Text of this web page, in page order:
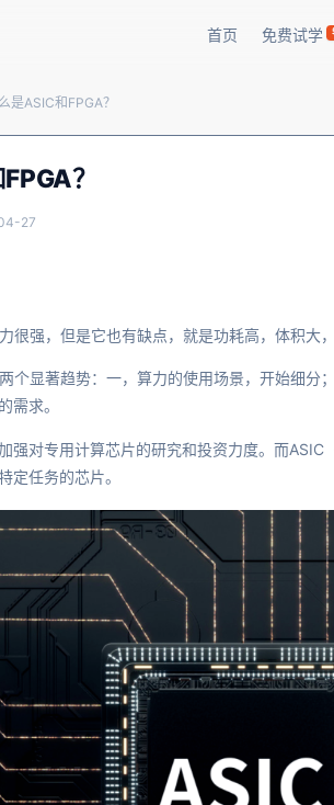
首页 免费试学
是ASIC和FPGA？
？
27
很强，但是它也有缺点，就是功耗高，体积大，
个显著趋势：一，算力的使用场景，开始细分
需求。
强对专用计算芯片的研究和投资力度。而
定任务的芯片。